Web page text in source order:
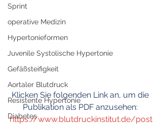
Sprint
operative Medizin
Hypertonieformen
Juvenile Systolische Hypertonie
Gefäßsteifigkeit
Aortaler Blutdruck
Resistente Hypertonie
Diabetes
Klicken Sie folgenden Link an, um die
Publikation als PDF anzusehen:
https://www.blutdruckinstitut.de/post